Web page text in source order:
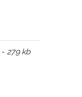
- 279 kb